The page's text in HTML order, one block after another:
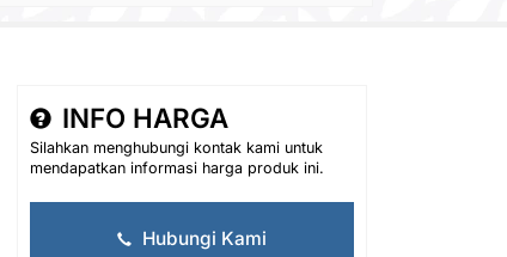
INFO HARGA
Silahkan menghubungi kontak kami untuk
mendapatkan informasi harga produk ini.
Hubungi Kami